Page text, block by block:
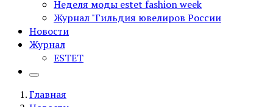
Неделя моды estet fashion week
Журнал "Гильдия ювелиров России
Новости
Журнал
ESTET
Главная